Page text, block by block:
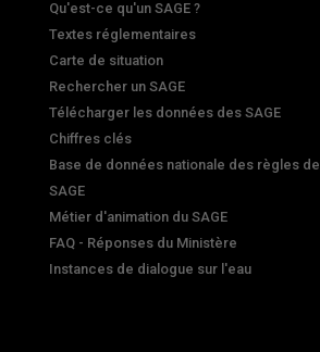
Qu'est-ce qu'un SAGE ?
Textes réglementaires
Carte de situation
Rechercher un SAGE
Télécharger les données des SAGE
Chiffres clés
Base de données nationale des règles de
SAGE
Métier d'animation du SAGE
FAQ - Réponses du Ministère
Instances de dialogue sur l'eau